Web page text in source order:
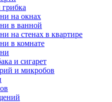
на окнах
в ванной
на стенах в квартире
в комнате
и сигарет
и микробов